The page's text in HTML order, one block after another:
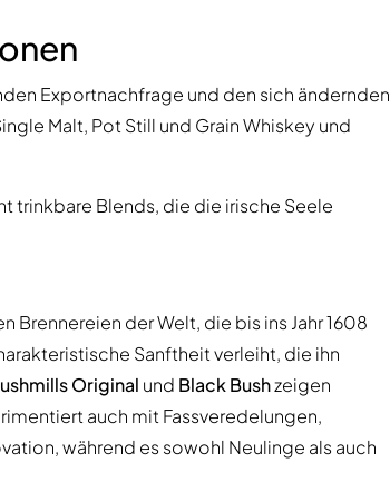
Exportnachfrage und den sich ändernden
Malt, Pot Still und Grain Whiskey und
trinkbare Blends, die die irische Seele
Brennereien der Welt, die bis ins Jahr 1608
Sanftheit verleiht, die ihn
Original und Black Bushzeigen
auch mit Fassveredelungen,
während es sowohl Neulinge als auch